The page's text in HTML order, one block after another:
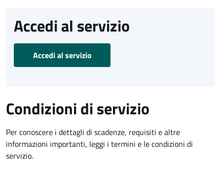
Accedi al servizio
Accedi al servizio
Condizioni di servizio
Per conoscere i dettagli di scadenze, requisiti e altre
informazioni importanti, leggi i termini e le condizioni di
servizio.